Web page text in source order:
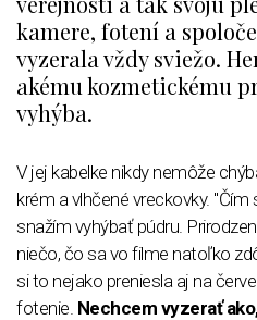
kamere, fotení a
vyzerala vždy sviežo.
akému kozmetickému
vyhýba.
V jej kabelke nikdy nemôže
krém a vlhčené vreckovky.
snažím vyhýbať púdru.
niečo, čo sa vo filme natoľko
si to nejako preniesla aj na
fotenie. Nechcem vyzerať